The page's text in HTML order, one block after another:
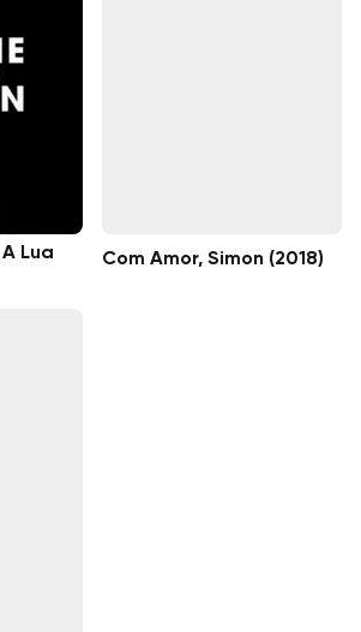
Lua
Com Amor, Simon (2018)